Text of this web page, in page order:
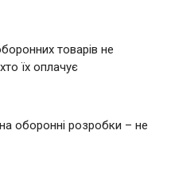
товарів не
їх оплачує
оборонні розробки – не